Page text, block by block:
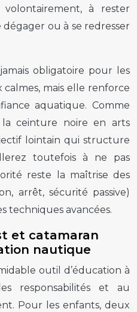
à rester
dégager ou à se redresser
obligatoire pour les
calmes, mais elle renforce
aquatique. Comme
la ceinture noire en arts
lointain qui structure
toutefois à ne pas
reste la maîtrise des
arrêt, sécurité passive)
techniques avancées.
et catamaran
nautique
outil d’éducation à
responsabilités et au
Pour les enfants, deux